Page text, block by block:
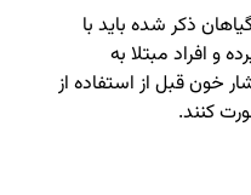
ذکر شده باید با
و افراد مبتلا به
خون قبل از استفاده از
کنند.